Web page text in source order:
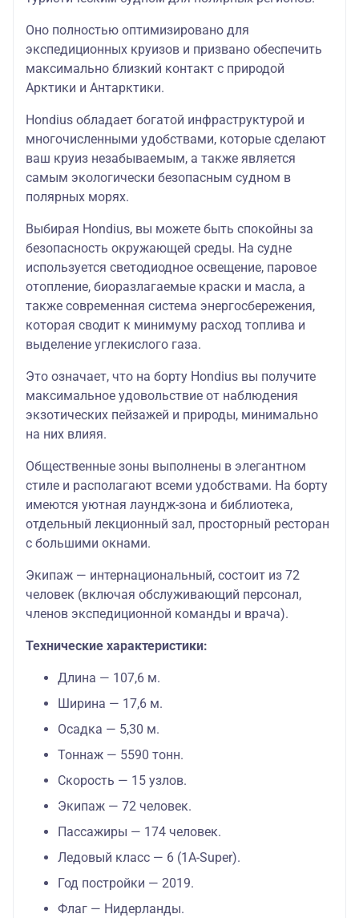
Оно полностью оптимизировано для
экспедиционных круизов и призвано обеспечить
максимально близкий контакт с природой
Арктики и Антарктики.
Hondius обладает богатой инфраструктурой и
многочисленными удобствами, которые сделают
ваш круиз незабываемым, а также является
самым экологически безопасным судном в
полярных морях.
Выбирая Hondius, вы можете быть спокойны за
безопасность окружающей среды. На судне
используется светодиодное освещение, паровое
отопление, биоразлагаемые краски и масла, а
также современная система энергосбережения,
которая сводит к минимуму расход топлива и
выделение углекислого газа.
Это означает, что на борту Hondius вы получите
максимальное удовольствие от наблюдения
экзотических пейзажей и природы, минимально
на них влияя.
Общественные зоны выполнены в элегантном
стиле и располагают всеми удобствами. На борту
имеются уютная лаундж-зона и библиотека,
отдельный лекционный зал, просторный ресторан
с большими окнами.
Экипаж — интернациональный, состоит из 72
человек (включая обслуживающий персонал,
членов экспедиционной команды и врача).
Технические характеристики:
Длина — 107,6 м.
Ширина — 17,6 м.
Осадка — 5,30 м.
Тоннаж — 5590 тонн.
Скорость — 15 узлов.
Экипаж — 72 человек.
Пассажиры — 174 человек.
Ледовый класс — 6 (1А-Super).
Год постройки — 2019.
Флаг — Нидерланды.